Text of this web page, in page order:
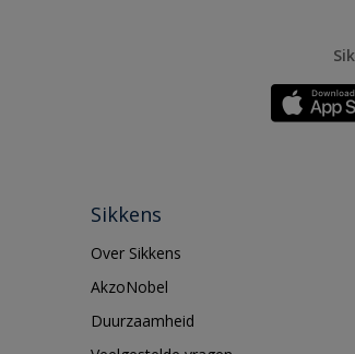
Sikkens
Over Sikkens
AkzoNobel
Duurzaamheid